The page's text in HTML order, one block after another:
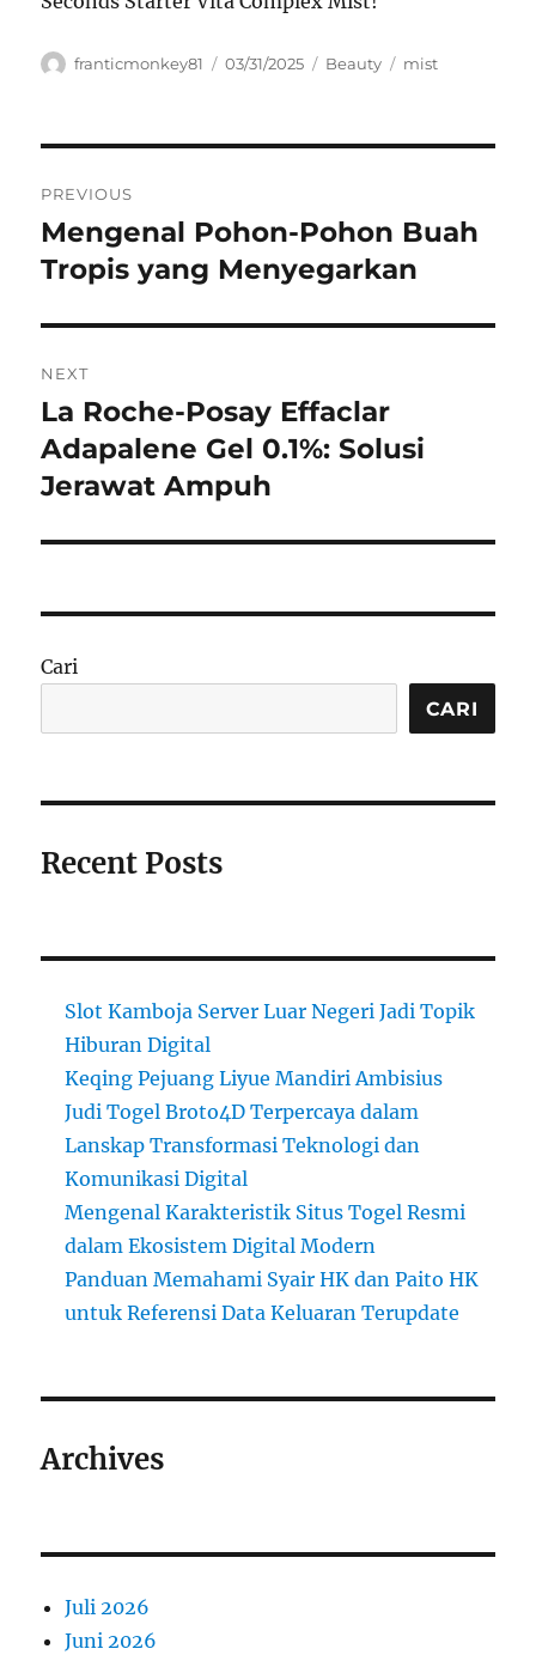
Author
franticmonkey81
Posted
03/31/2025 Categories
Beauty Tags
mist
pos
PREVIOUS
Previous
post:
Mengenal Pohon-Pohon Buah
Tropis yang Menyegarkan
NEXT
Next
post:
La Roche-Posay Effaclar
Adapalene Gel 0.1%: Solusi
Jerawat Ampuh
Cari
CARI
Recent Posts
Slot Kamboja Server Luar Negeri Jadi Topik
Hiburan Digital
Keqing Pejuang Liyue Mandiri Ambisius
Judi Togel Broto4D Terpercaya dalam
Lanskap Transformasi Teknologi dan
Komunikasi Digital
Mengenal Karakteristik Situs Togel Resmi
dalam Ekosistem Digital Modern
Panduan Memahami Syair HK dan Paito HK
untuk Referensi Data Keluaran Terupdate
Archives
Juli 2026
Juni 2026